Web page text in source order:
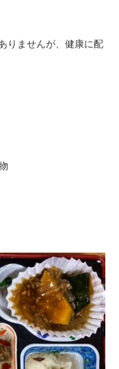
りませんが、健康に配